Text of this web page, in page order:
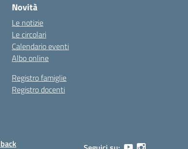
Novità
Le notizie
Le circolari
Calendario eventi
Albo online
Registro famiglie
Registro docenti